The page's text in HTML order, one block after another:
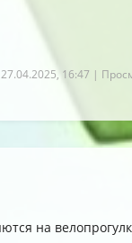
16:47 |
на